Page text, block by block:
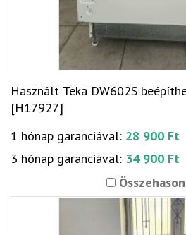
Használt Teka DW602S
[H17927]
1 hónap garanciával: 28 900 Ft
3 hónap garanciával: 34 900 Ft